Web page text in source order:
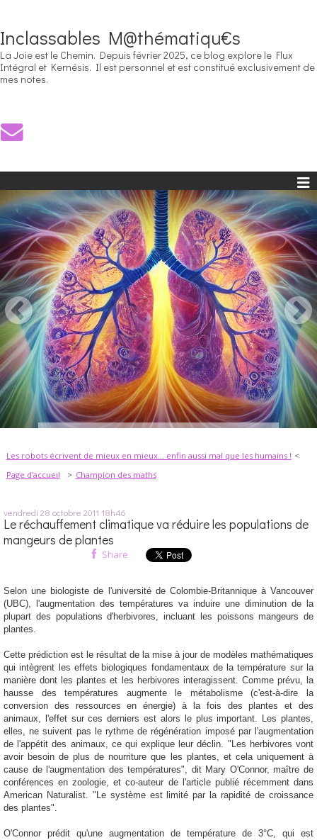
Inclassables M@thématiqu€s
La Joie est le Chemin. Depuis février 2025, ce blog explore le Flux
Intégral et Kernésis. Il est personnel et est constitué exclusivement de
mes notes.
Les robots écrivent de mieux en mieux... enfin aussi mal que les humains !
Page d'accueil
Champion des maths
vendredi 28 octobre 2011 18h46
Le réchauffement climatique va réduire les populations de
mangeurs de plantes
Share
Selon une biologiste de l'université de Colombie-Britannique à Vancouver
(UBC), l'augmentation des températures va induire une diminution de la
plupart des populations d'herbivores, incluant les poissons mangeurs de
plantes.
Cette prédiction est le résultat de la mise à jour de modèles mathématiques
qui intègrent les effets biologiques fondamentaux de la température sur la
manière dont les plantes et les herbivores interagissent. Comme prévu, la
hausse des températures augmente le métabolisme (c'est-à-dire la
conversion des ressources en énergie) à la fois des plantes et des
animaux, l'effet sur ces derniers est alors le plus important. Les plantes,
elles, ne suivent pas le rythme de régénération imposé par l'augmentation
de l'appétit des animaux, ce qui explique leur déclin. "Les herbivores vont
avoir besoin de plus de nourriture que les plantes, et cela uniquement à
cause de l'augmentation des températures", dit Mary O'Connor, maître de
conférences en zoologie, et co-auteur de l'article publié récemment dans
American Naturalist. "Le système est limité par la rapidité de croissance
des plantes".
O'Connor prédit qu'une augmentation de température de 3°C, qui est